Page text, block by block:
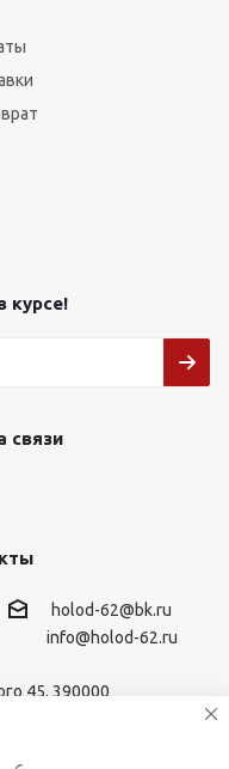
курсе!
связи
holod-62@bk.ru
info@holod-62.ru
45, 390000